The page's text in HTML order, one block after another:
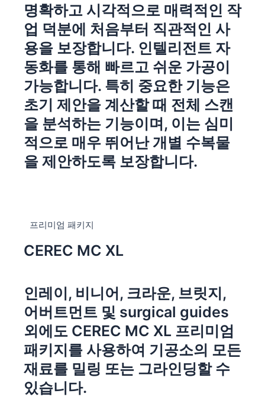
명확하고 시각적으로 매력적인 작
업 덕분에 처음부터 직관적인 사
용을 보장합니다. 인텔리전트 자
동화를 통해 빠르고 쉬운 가공이
가능합니다. 특히 중요한 기능은
초기 제안을 계산할 때 전체 스캔
을 분석하는 기능이며, 이는 심미
적으로 매우 뛰어난 개별 수복물
을 제안하도록 보장합니다.
프리미엄 패키지
CEREC MC XL
인레이, 비니어, 크라운, 브릿지,
어버트먼트 및 surgical guides
외에도 CEREC MC XL 프리미엄
패키지를 사용하여 기공소의 모든
재료를 밀링 또는 그라인딩할 수
있습니다.